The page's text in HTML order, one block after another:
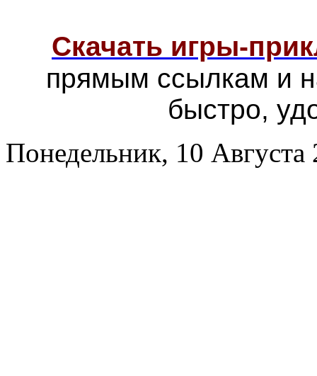
Скачать игры-
прямым ссылкам и
быстро,
Понедельник, 10 Августа